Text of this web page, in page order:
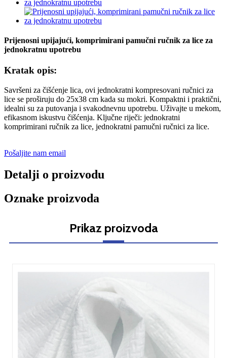
Prijenosni upijajući, komprimirani pamučni ručnik za lice za
jednokratnu upotrebu
Kratak opis:
Savršeni za čišćenje lica, ovi jednokratni kompresovani ručnici za
lice se proširuju do 25x38 cm kada su mokri. Kompaktni i praktični,
idealni su za putovanja i svakodnevnu upotrebu. Uživajte u mekom,
efikasnom iskustvu čišćenja. Ključne riječi: jednokratni
komprimirani ručnik za lice, jednokratni pamučni ručnici za lice.
Pošaljite nam email
Detalji o proizvodu
Oznake proizvoda
Prikaz proizvoda